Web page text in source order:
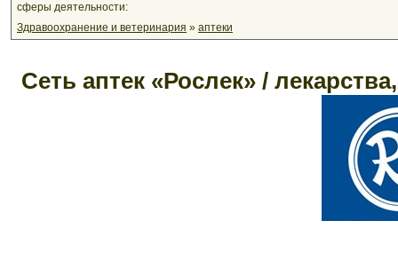
сферы деятельности:
Здравоохранение и ветеринария » аптеки
Сеть аптек «Рослек» /